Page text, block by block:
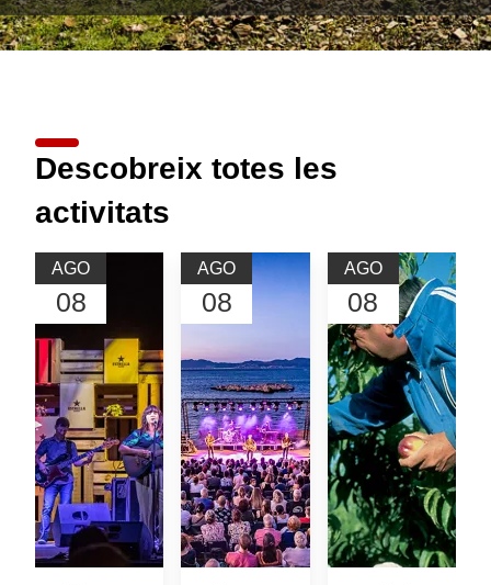
Descobreix totes les
activitats
AGO
08
AGO
08
AGO
08